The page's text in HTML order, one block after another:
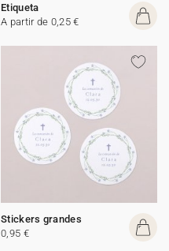
Etiqueta
A partir de 0,25 €
Stickers grandes
0,95 €